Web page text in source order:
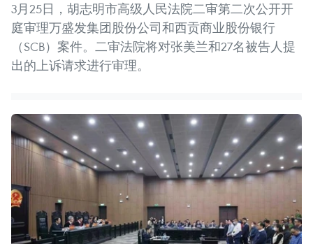
3月25日，胡志明市高级人民法院二审第二次公开开
庭审理万盛发集团股份公司和西贡商业股份银行
（SCB）案件。二审法院将对张美兰和27名被告人提
出的上诉请求进行审理。 ​